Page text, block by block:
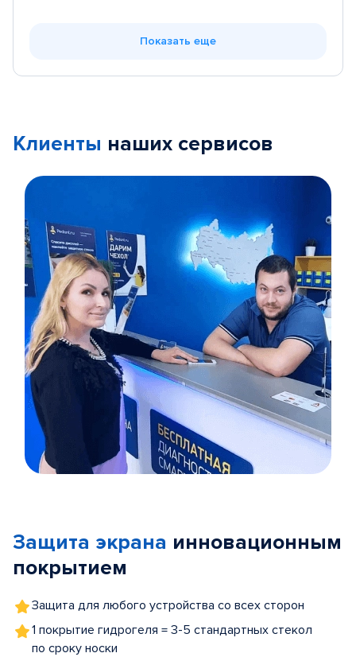
Показать еще
Клиенты наших сервисов
5
Защита экрана инновационным
покрытием
Защита для любого устройства со всех сторон
1 покрытие гидрогеля = 3-5 стандартных стекол
по сроку носки